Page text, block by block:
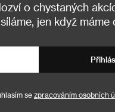
o chystaných
jen když máme
se zpracováním osobních